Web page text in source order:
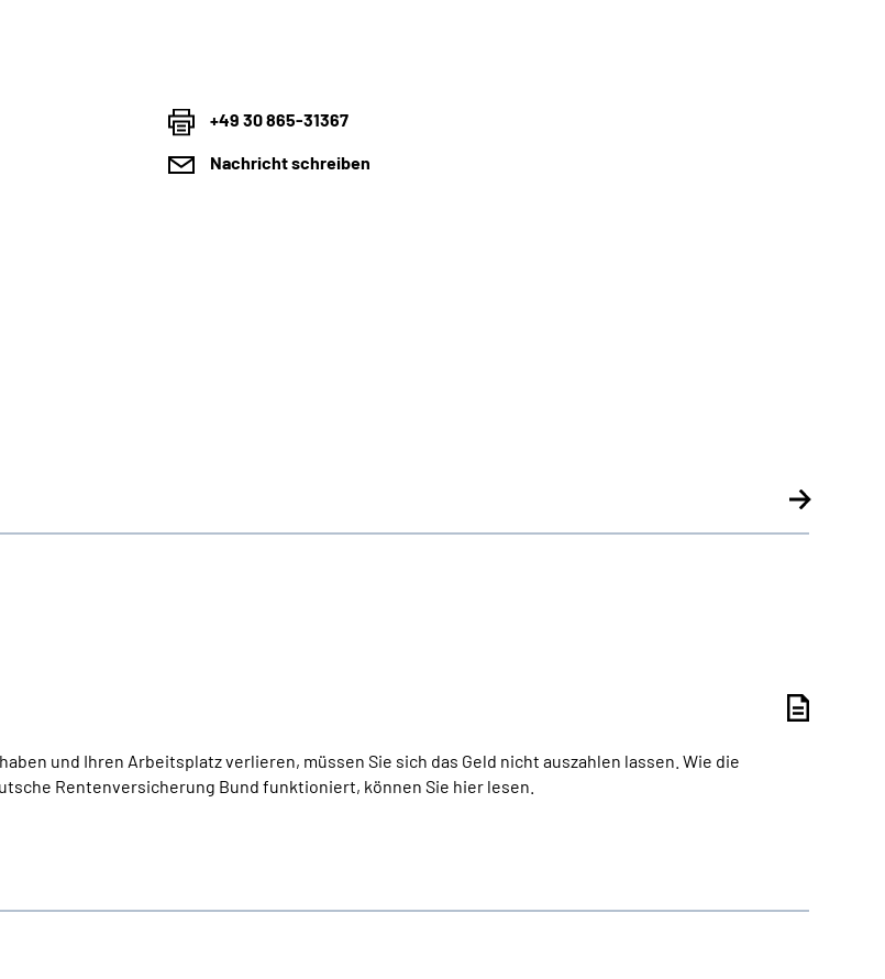
+49 30 865-31367
Nachricht schreiben
und Ihren Arbeitsplatz verlieren, müssen Sie sich das Geld nicht auszahlen lassen. Wie die
Rentenversicherung Bund funktioniert, können Sie hier lesen.